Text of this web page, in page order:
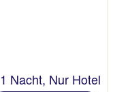
1 Nacht, Nur Hotel